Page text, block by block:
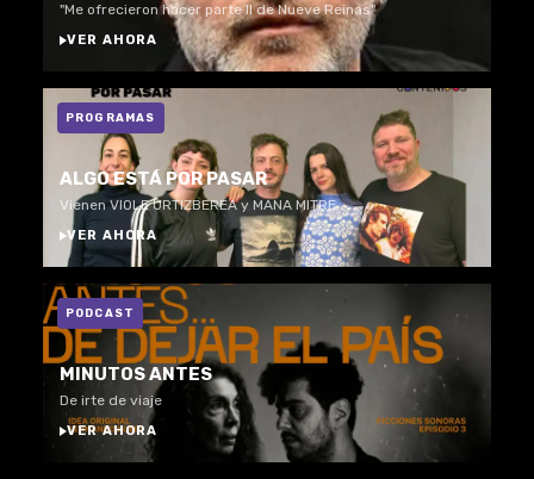
"Me ofrecieron hacer parte II de Nueve Reinas"
VER AHORA
PROGRAMAS
ALGO ESTÁ POR PASAR
Vienen VIOLE URTIZBEREA y MANA MITRE
VER AHORA
PODCAST
MINUTOS ANTES
De irte de viaje
VER AHORA